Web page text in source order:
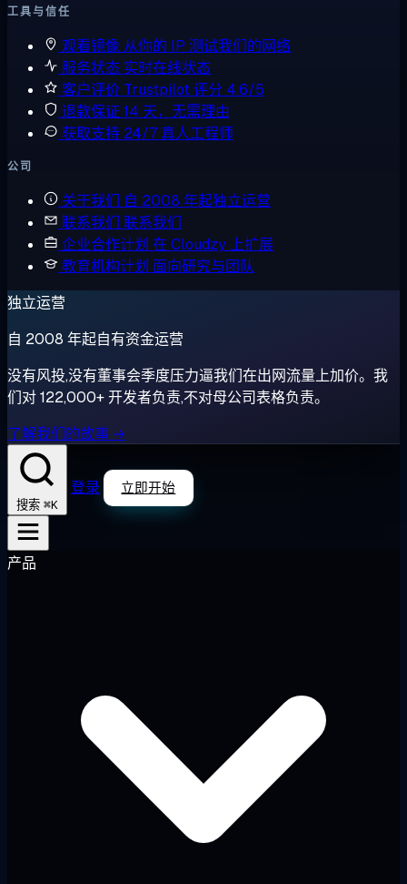
工具与信任
观看镜像 从你的 IP 测试我们的网络
服务状态 实时在线状态
客户评价 Trustpilot 评分 4.6/5
退款保证 14 天，无需理由
获取支持 24/7 真人工程师
公司
关于我们 自 2008 年起独立运营
联系我们 联系我们
企业合作计划 在 Cloudzy 上扩展
教育机构计划 面向研究与团队
独立运营
自 2008 年起自有资金运营
没有风投,没有董事会季度压力逼我们在出网流量上加价。我
们对 122,000+ 开发者负责,不对母公司表格负责。
了解我们的故事 →
搜索 ⌘K
登录 立即开始
产品